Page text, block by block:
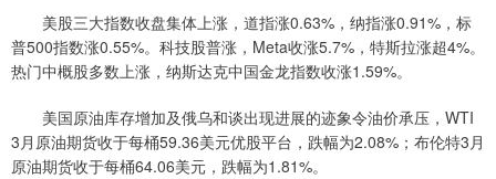
美股三大指数收盘集体上涨，道指涨0.63%，纳指涨0.91%，标
普500指数涨0.55%。科技股普涨，Meta收涨5.7%，特斯拉涨超4%。
热门中概股多数上涨，纳斯达克中国金龙指数收涨1.59%。
美国原油库存增加及俄乌和谈出现进展的迹象令油价承压，WTI
3月原油期货收于每桶59.36美元优股平台，跌幅为2.08%；布伦特3月
原油期货收于每桶64.06美元，跌幅为1.81%。